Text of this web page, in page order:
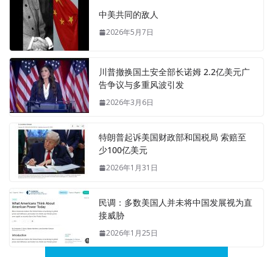
中美共同的敌人
2026年5月7日
川普撤换国土安全部长诺姆 2.2亿美元广
告争议与多重风波引发
2026年3月6日
特朗普起诉美国财政部和国税局 索赔至
少100亿美元
2026年1月31日
民调：多数美国人并未将中国发展视为直
接威胁
2026年1月25日